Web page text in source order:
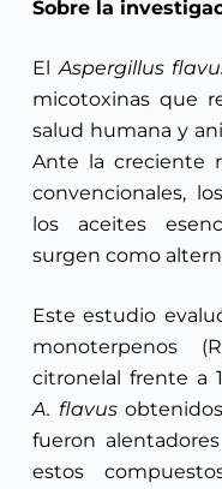
Sobre la
El Aspergillus
micotoxinas que
salud humana y
Ante la creciente
convencionales,
los aceites
surgen como
Este estudio
monoterpenos
citronelal frente a
A. flavusobtenidos
fueron
estos